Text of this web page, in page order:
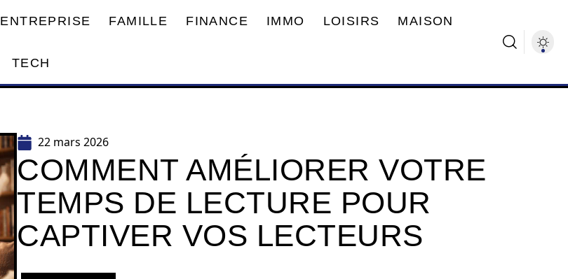
ENTREPRISE FAMILLE FINANCE IMMO LOISIRS MAISON
TECH
22 mars 2026
COMMENT AMÉLIORER VOTRE
TEMPS DE LECTURE POUR
CAPTIVER VOS LECTEURS